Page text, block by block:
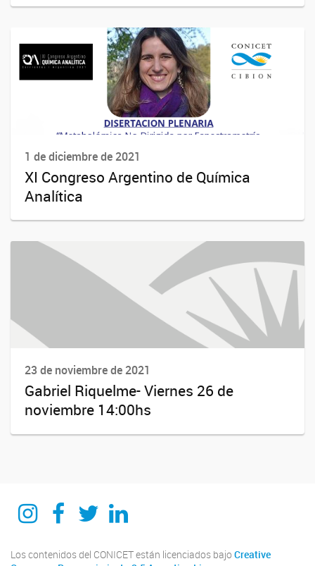
1 de diciembre de 2021
XI Congreso Argentino de Química
Analítica
23 de noviembre de 2021
Gabriel Riquelme- Viernes 26 de
noviembre 14:00hs
Instagram
Facebook
TwitterLinkedin
Los contenidos del CONICET están licenciados bajo Creative